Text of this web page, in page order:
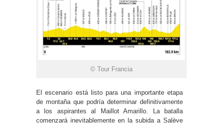
© Tour Francia
El escenario está listo para una importante etapa
de montaña que podría determinar definitivamente
a los aspirantes al Maillot Amarillo. La batalla
comenzará inevitablemente en la subida a Salève